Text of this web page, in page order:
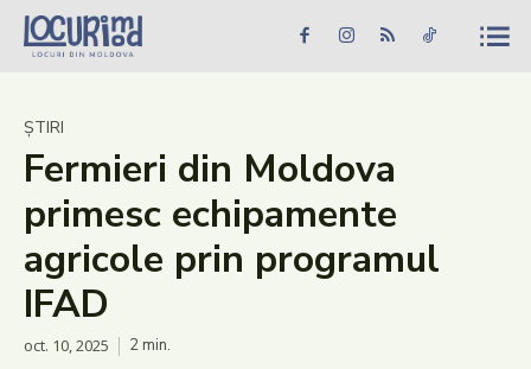
Caută în site... Căutare
Știri
Evenimente
Dezvoltare rurală
Turism
Vinării
ȘTIRI
Fermieri din Moldova
primesc echipamente
agricole prin programul
IFAD
oct. 10, 2025 2min.